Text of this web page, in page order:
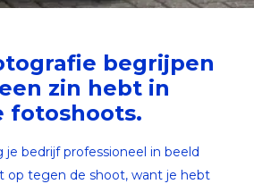
begrijpen
zin hebt in
fotoshoots.
je bedrijf professioneel in beeld
op tegen de shoot, want je hebt